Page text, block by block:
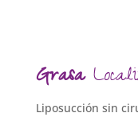
Grasa
Liposucción sin